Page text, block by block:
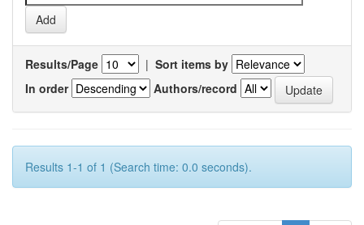
Results/Page | Sort items by
In order
Authors/record
Results 1-1 of 1 (Search time: 0.0 seconds).